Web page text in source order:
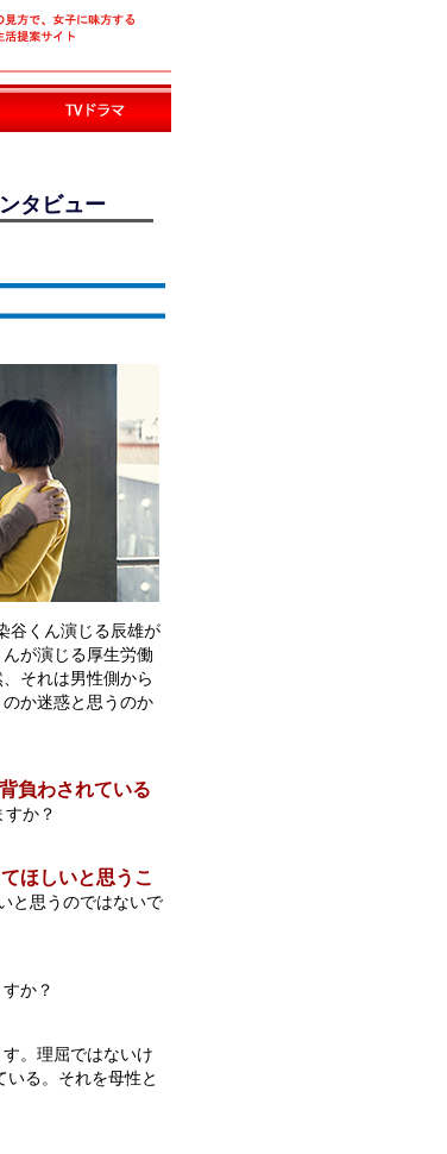
タビュー
谷くん演じる辰雄が
が演じる厚生労働
、それは男性側から
か迷惑と思うのか
負わされている
か？
ほしいと思うこ
と思うのではないで
か？
。理屈ではないけ
いる。それを母性と